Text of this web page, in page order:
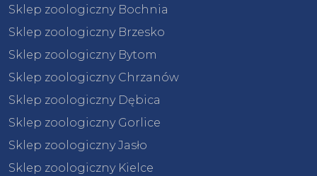
Sklep zoologiczny Bochnia
Sklep zoologiczny Brzesko
Sklep zoologiczny Bytom
Sklep zoologiczny Chrzanów
Sklep zoologiczny Dębica
Sklep zoologiczny Gorlice
Sklep zoologiczny Jasło
Sklep zoologiczny Kielce